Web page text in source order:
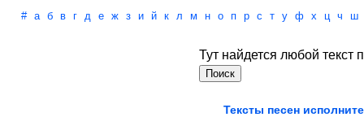
# а б в г д е ж з и й к л м н о п р с т у ф х ц ч ш
Тут найдется любой текст
Тексты песен